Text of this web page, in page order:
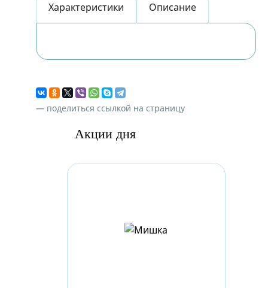
Характеристики Описание
— поделиться ссылкой на страницу
Акции дня